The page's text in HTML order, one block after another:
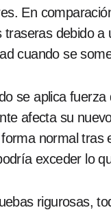
En
debido
cuando se
se aplica
afecta su
normal
exceder lo
rigurosas,